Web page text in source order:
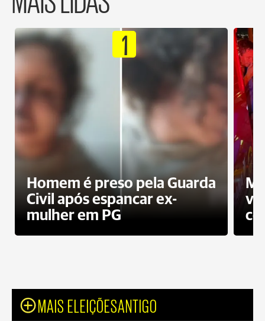
1
Homem é preso pela Guarda
Civil após espancar ex-
mulher em PG
MAIS ELEIÇÕESANTIGO